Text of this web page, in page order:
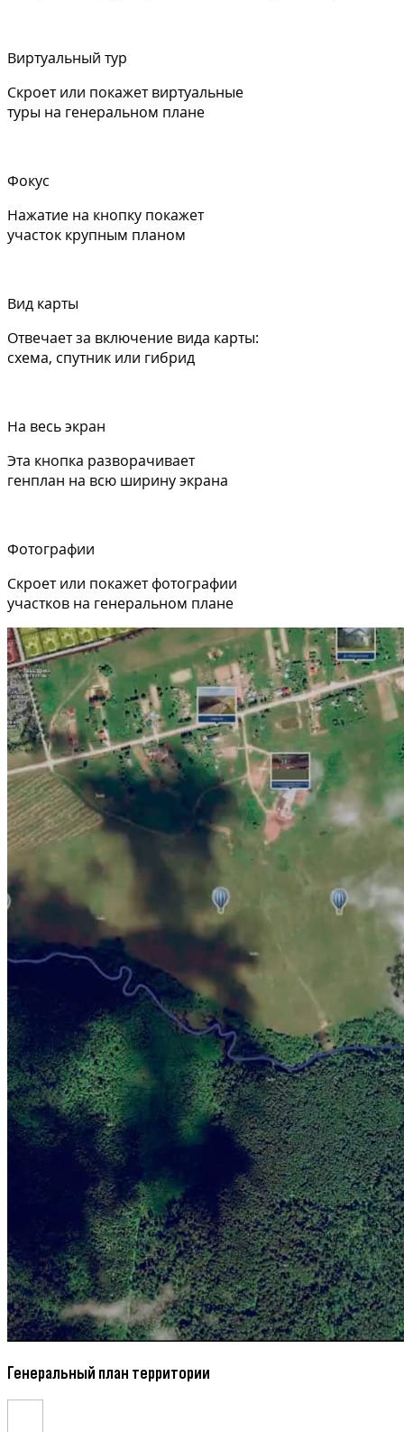
Виртуальный тур
Скроет или покажет виртуальные
туры на генеральном плане
Фокус
Нажатие на кнопку покажет
участок крупным планом
Вид карты
Отвечает за включение вида карты:
схема, спутник или гибрид
На весь экран
Эта кнопка разворачивает
генплан на всю ширину экрана
Фотографии
Скроет или покажет фотографии
участков на генеральном плане
Генеральный план территории